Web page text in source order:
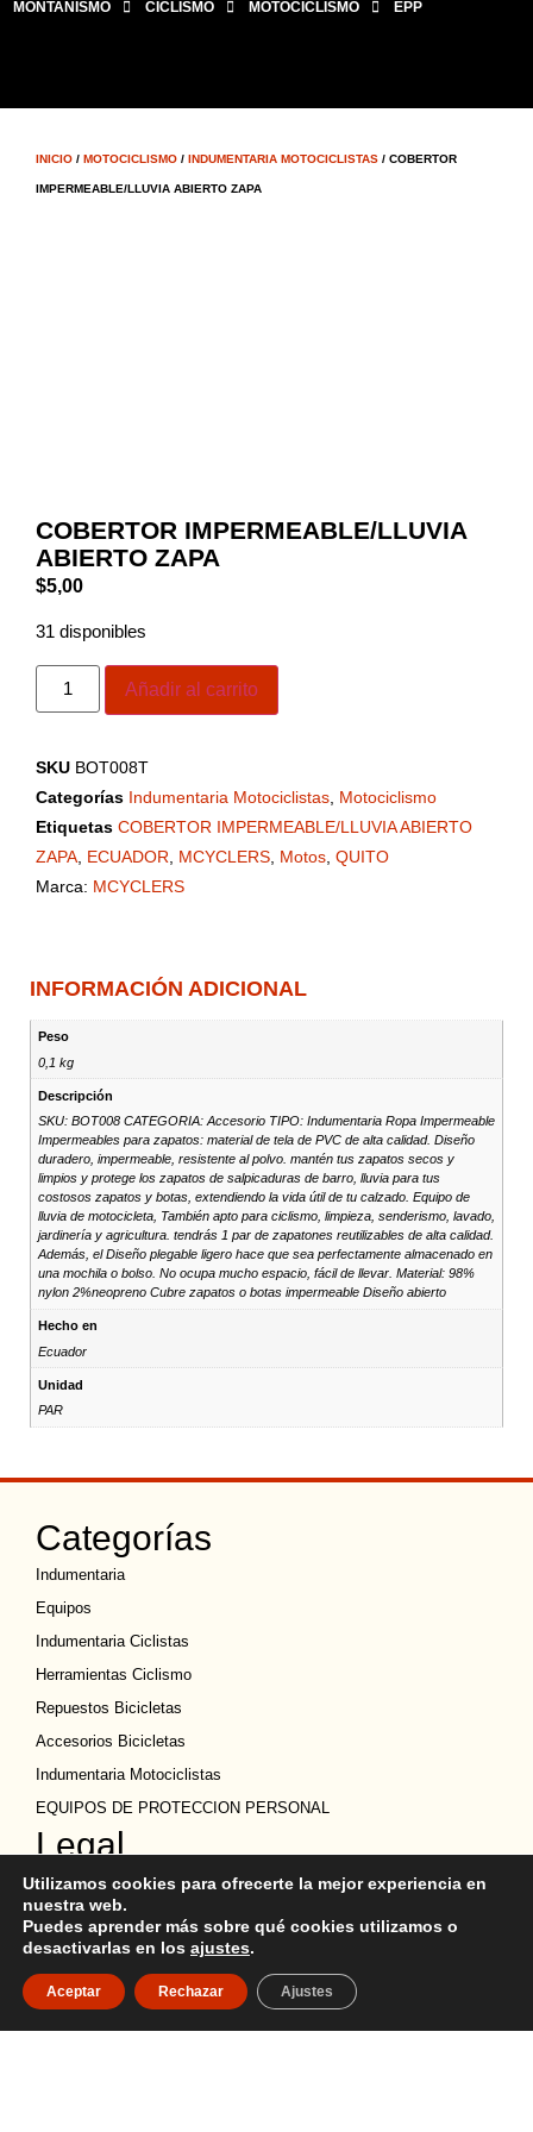
MONTAÑISMO CICLISMO MOTOCICLISMO EPP
INICIO / MOTOCICLISMO / INDUMENTARIA MOTOCICLISTAS / COBERTOR
IMPERMEABLE/LLUVIA ABIERTO ZAPA
COBERTOR IMPERMEABLE/LLUVIA
ABIERTO ZAPA
$5,00
31 disponibles
Añadir al carrito
SKU BOT008T
Categorías Indumentaria Motociclistas Motociclismo
Etiquetas COBERTOR IMPERMEABLE/LLUVIA ABIERTO
ZAPA ECUADOR MCYCLERS Motos QUITO
Marca: MCYCLERS
INFORMACIÓN ADICIONAL
Peso
0,1 kg
Descripción
SKU: BOT008 CATEGORIA: Accesorio TIPO: Indumentaria Ropa Impermeable
Impermeables para zapatos: material de tela de PVC de alta calidad. Diseño
duradero, impermeable, resistente al polvo. mantén tus zapatos secos y
limpios y protege los zapatos de salpicaduras de barro, lluvia para tus
costosos zapatos y botas, extendiendo la vida útil de tu calzado. Equipo de
lluvia de motocicleta, También apto para ciclismo, limpieza, senderismo, lavado,
jardinería y agricultura. tendrás 1 par de zapatones reutilizables de alta calidad.
Además, el Diseño plegable ligero hace que sea perfectamente almacenado en
una mochila o bolso. No ocupa mucho espacio, fácil de llevar. Material: 98%
nylon 2%neopreno Cubre zapatos o botas impermeable Diseño abierto
Hecho en
Ecuador
Unidad
PAR
Categorías
Indumentaria
Equipos
Indumentaria Ciclistas
Herramientas Ciclismo
Repuestos Bicicletas
Accesorios Bicicletas
Indumentaria Motociclistas
EQUIPOS DE PROTECCION PERSONAL
Legal
Política de privacidad
Términos y condiciones
Política de Cookies
Política de devoluciones
Descargo de Responsabilidad
Utilizamos cookies para ofrecerte la mejor experiencia en
nuestra web.
Puedes aprender más sobre qué cookies utilizamos o
desactivarlas en los ajustes.
Aceptar Rechazar Ajustes